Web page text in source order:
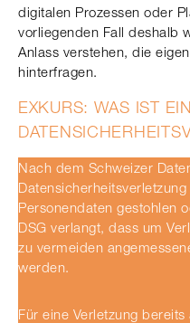
digitalen Prozessen oder
vorliegenden Fall deshalb
Anlass verstehen, die
hinterfragen.
EXKURS: WAS IST
Nach dem Schweizer
Personendaten gestohlen
DSG verlangt, dass um
zu vermeiden
werden.
Für eine Verletzung